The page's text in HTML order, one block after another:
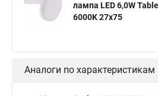
лампа LED 6,0W
6000K 27x75
Аналоги по характеристикам